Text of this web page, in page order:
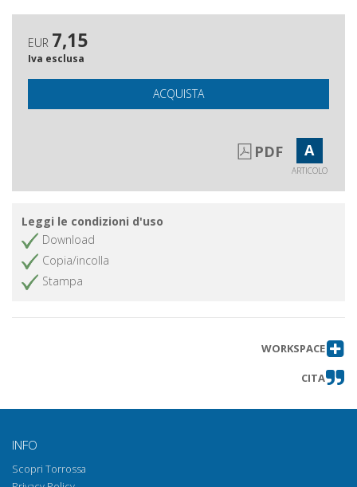
L'amministrazione Carter e la
"questione comunista" in Italia :
elaborazione e azione politica, 1976-
1978
Ottieni articolo
EUR 7,15
Iva esclusa
ACQUISTA
PDF A
ARTICOLO
Leggi le condizioni d'uso
Download
Copia/incolla
Stampa
WORKSPACE
CITA
INFO
Scopri Torrossa